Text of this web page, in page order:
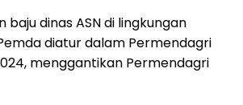
dinas ASN di lingkungan
diatur dalam Permendagri
menggantikan Permendagri